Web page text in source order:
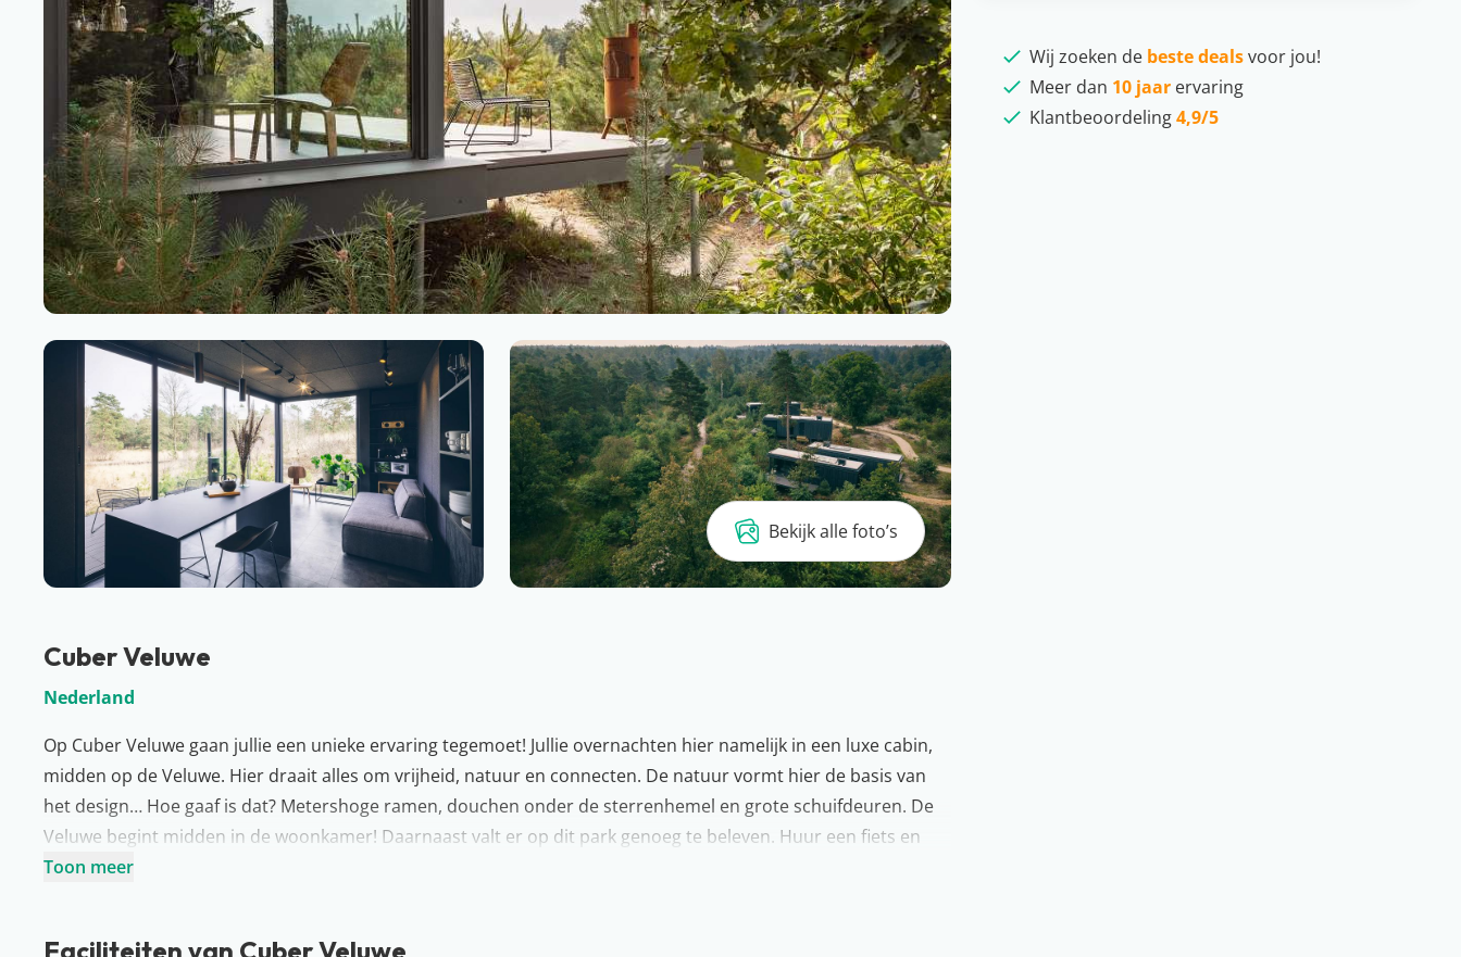
Bekijk alle foto’s
Cuber Veluwe
Nederland
Op Cuber Veluwe gaan jullie een unieke ervaring tegemoet! Jullie overnachten hier namelijk in een luxe cabin,
midden op de Veluwe. Hier draait alles om vrijheid, natuur en connecten. De natuur vormt hier de basis van
het design… Hoe gaaf is dat? Metershoge ramen, douchen onder de sterrenhemel en grote schuifdeuren. De
Veluwe begint midden in de woonkamer! Daarnaast valt er op dit park genoeg te beleven. Huur een fiets en
ontdek de uitgerekte omgeving te voet of met de fiets. Wij zeggen boeken maar!
Toon meer
Faciliteiten van Cuber Veluwe
Wij zoeken de beste dealsvoor jou!
Meer dan 10 jaarervaring
Klantbeoordeling4,9/5